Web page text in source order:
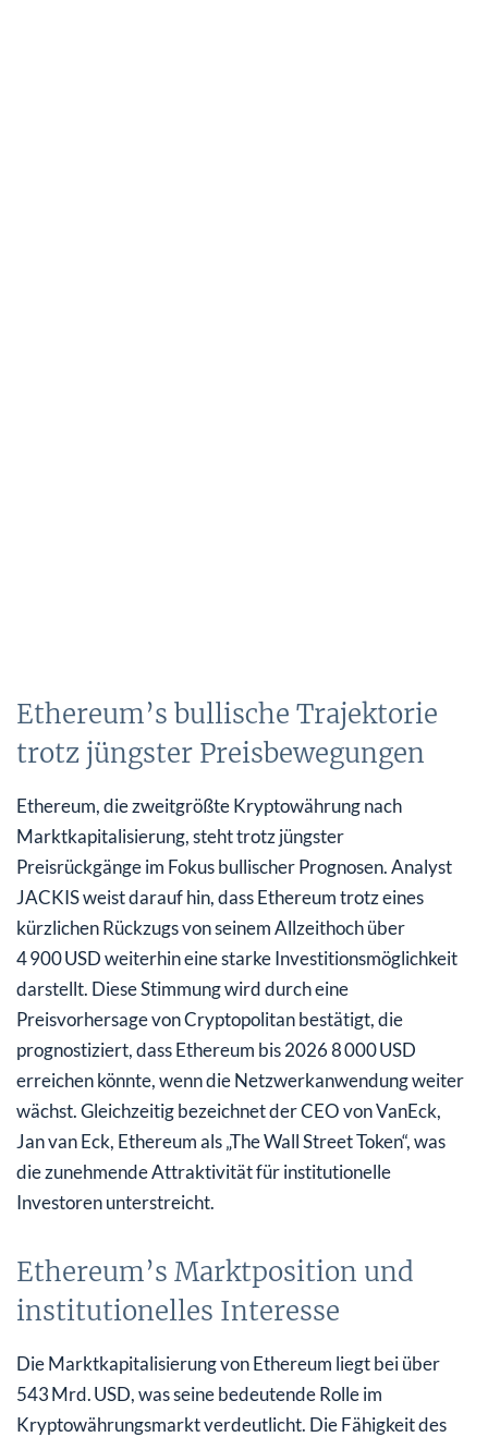
Ethereum’s bullische Trajektorie
trotz jüngster Preisbewegungen
Ethereum, die zweitgrößte Kryptowährung nach
Marktkapitalisierung, steht trotz jüngster
Preisrückgänge im Fokus bullischer Prognosen. Analyst
JACKIS weist darauf hin, dass Ethereum trotz eines
kürzlichen Rückzugs von seinem Allzeithoch über
4 900 USD weiterhin eine starke Investitionsmöglichkeit
darstellt. Diese Stimmung wird durch eine
Preisvorhersage von Cryptopolitan bestätigt, die
prognostiziert, dass Ethereum bis 2026 8 000 USD
erreichen könnte, wenn die Netzwerkanwendung weiter
wächst. Gleichzeitig bezeichnet der CEO von VanEck,
Jan van Eck, Ethereum als „The Wall Street Token“, was
die zunehmende Attraktivität für institutionelle
Investoren unterstreicht.
Ethereum’s Marktposition und
institutionelles Interesse
Die Marktkapitalisierung von Ethereum liegt bei über
543 Mrd. USD, was seine bedeutende Rolle im
Kryptowährungsmarkt verdeutlicht. Die Fähigkeit des